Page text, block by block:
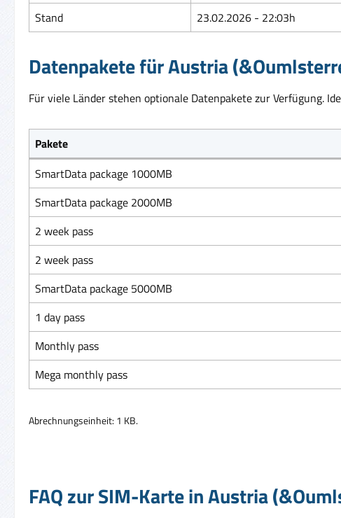
Stand
23.02.2026 - 22:03h
Datenpakete für Austria
Für viele Länder stehen optionale Datenpakete zur Verfügung.
Pakete
SmartData package 1000MB
SmartData package 2000MB
2 week pass
2 week pass
SmartData package 5000MB
1 day pass
Monthly pass
Mega monthly pass
Abrechnungseinheit: 1 KB.
FAQ zur SIM-Karte in Austria